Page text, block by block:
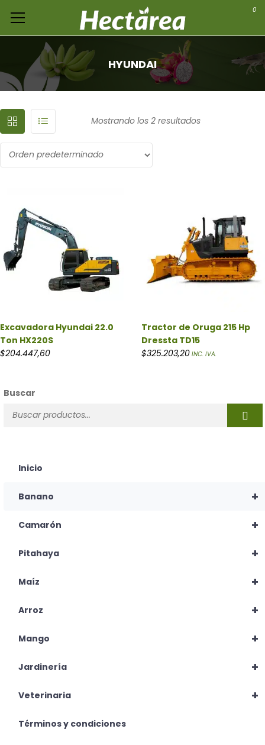
0
HYUNDAI
Mostrando los 2 resultados
Excavadora Hyundai 22.0
Ton HX220S
$204.447,60
Tractor de Oruga 215 Hp
Dressta TD15
$325.203,20 INC. IVA.
Buscar
Inicio
+
Banano
+
Camarón
+
Pitahaya
+
Maíz
+
Arroz
+
Mango
+
Jardinería
+
Veterinaria
Términos y condiciones